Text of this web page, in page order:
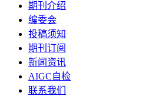
期刊介绍
编委会
投稿须知
期刊订阅
新闻资讯
AIGC自检
联系我们